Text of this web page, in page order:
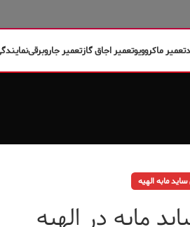
تعمیر ماکروویوتعمیر اجاق گازتعمیر جاروبرقی
مابه الهیه
مابه در الهیه